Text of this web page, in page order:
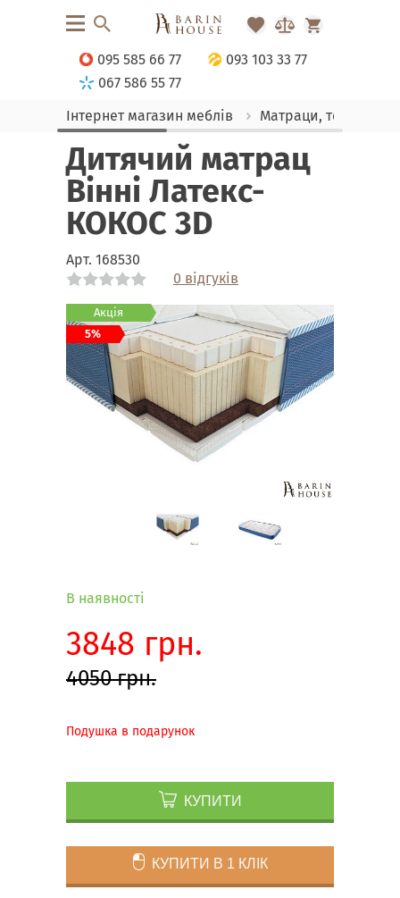
095 585 66 77
093 103 33 77
067 586 55 77
Інтернет магазин меблів
Матраци, текстиль
Дитячий матрац
Вінні Латекс-
КОКОС 3D
Арт. 168530
0 відгуків
Акція
5%
В наявності
3848 грн.
4050 грн.
Подушка в подарунок
КУПИТИ
КУПИТИ В 1 КЛІК